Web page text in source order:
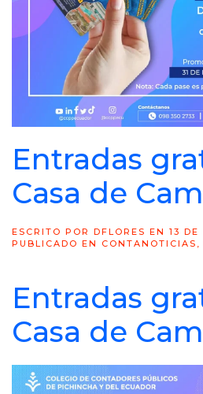
Entradas
Casa de
ESCRITO POR DFLORES EN 13 DE
PUBLICADO EN CONTANOTICIAS
Entradas
Casa de